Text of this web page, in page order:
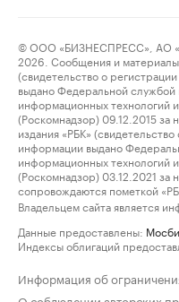
© ООО «БИЗНЕСПРЕСС», АО
2026. Сообщения и материалы
(свидетельство о
выдано Федеральной службой
информационных технологий
(Роскомнадзор) 09.12.2015
издания «РБК»
информации выдано
информационных технологий
(Роскомнадзор) 03.12.2021
сопровождаются пометкой
Владельцем сайта является
Данные предоставлены:
Индексы облигаций
Информация об